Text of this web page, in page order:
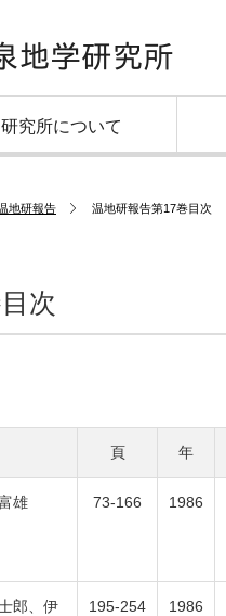
研究所について
地研報告 温地研報告第17巻目次
次
頁 年
雄 73-166 1986
郎、伊
195-254 1986